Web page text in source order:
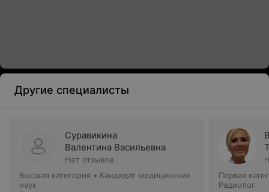
Другие специалисты
Суравикина
Валентина Васильевна
Нет отзывов
Высшая категория • Кандидат медицинских
наук
Первая
Радиолог